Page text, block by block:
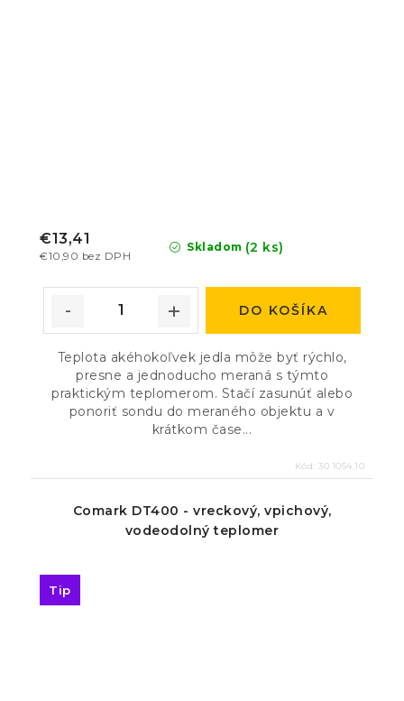
Skladom (2 ks)
€10,90 bez DPH
€13,41
DO KOŠÍKA
Teplota akéhokoľvek jedla môže byť rýchlo,
presne a jednoducho meraná s týmto
praktickým teplomerom. Stačí zasunúť alebo
ponoriť sondu do meraného objektu a v
krátkom čase...
Kód: 30.1054.10
Comark DT400 - vreckový, vpichový,
vodeodolný teplomer
Tip